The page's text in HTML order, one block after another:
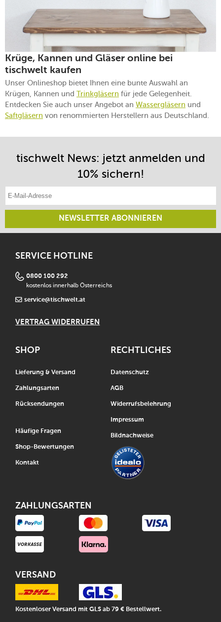
Krüge, Kannen und Gläser online bei
tischwelt kaufen
Unser Onlineshop bietet Ihnen eine bunte Auswahl an
Krügen, Kannen und Trinkgläsern für jede Gelegenheit.
Entdecken Sie auch unser Angebot an Wassergläsern und
Saftgläsern von renommierten Herstellern aus Deutschland.
tischwelt News: jetzt anmelden und
10% sichern!
E-Mail-Adresse eintragen
NEWSLETTER ABONNIEREN
SERVICE HOTLINE
0800 100 292
kostenlos innerhalb Österreichs
service@tischwelt.at
VERTRAG WIDERRUFEN
SHOP
Lieferung & Versand
Zahlungsarten
Rücksendungen
Häufige Fragen
Shop-Bewertungen
Kontakt
RECHTLICHES
Datenschutz
AGB
Widerrufsbelehrung
Impressum
Bildnachweise
ZAHLUNGSARTEN
VERSAND
Kostenloser Versand mit GLS ab 79 € Bestellwert.